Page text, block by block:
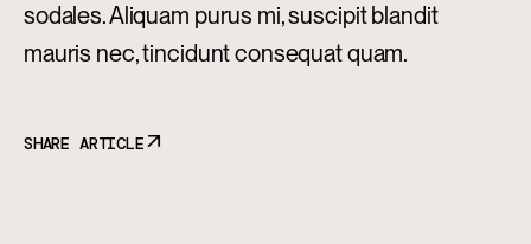
sodales. Aliquam purus mi, suscipit blandit
mauris nec, tincidunt consequat quam.
SHARE ARTICLE